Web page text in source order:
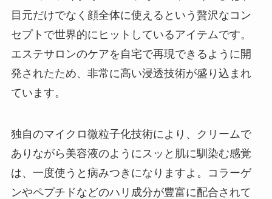
目元だけでなく顔全体に使えるという贅沢なコン
セプトで世界的にヒットしているアイテムです。
エステサロンのケアを自宅で再現できるように開
発されたため、非常に高い浸透技術が盛り込まれ
ています。
独自のマイクロ微粒子化技術により、クリームで
ありながら美容液のようにスッと肌に馴染む感覚
は、一度使うと病みつきになりますよ。コラーゲ
ンやペプチドなどのハリ成分が豊富に配合されて